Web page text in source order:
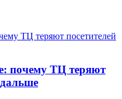
почему ТЦ теряют